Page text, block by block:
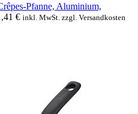
Pfanne, Aluminium,
€ inkl. MwSt. zzgl. Versandkosten